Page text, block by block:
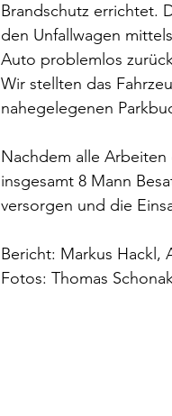
Brandschutz errichtet.
den Unfallwagen
Auto problemlos
Wir stellten das
nahegelegenen
Nachdem alle
insgesamt 8 Mann
versorgen und die
Bericht: Markus Hackl,
Fotos: Thomas